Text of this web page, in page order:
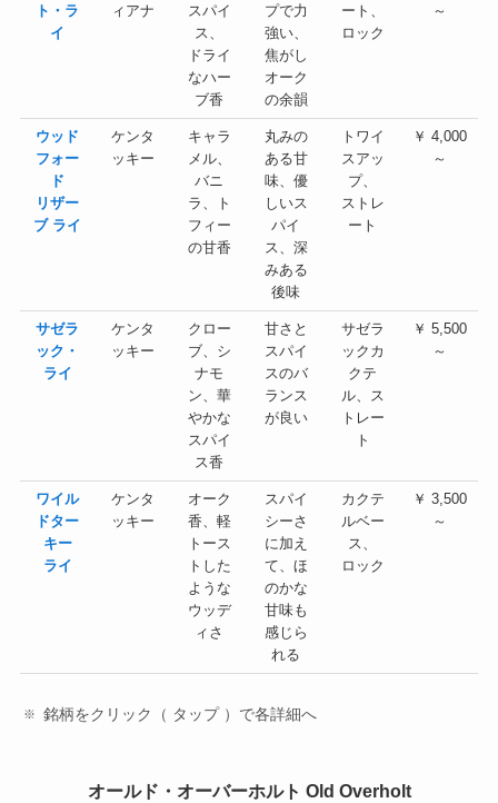
ト・ラ
イ
ィアナ
スパイ
ス、
ドライ
なハー
ブ香
プで力
強い、
焦がし
オーク
の余韻
ート、
ロック
～
ウッド
フォー
ド
リザー
ブ ライ
ケンタ
ッキー
キャラ
メル、
バニ
ラ、ト
フィー
の甘香
丸みの
ある甘
味、優
しいス
パイ
ス、深
みある
後味
トワイ
スアッ
プ、
ストレ
ート
￥ 4,000
～
サゼラ
ック・
ライ
ケンタ
ッキー
クロー
ブ、シ
ナモ
ン、華
やかな
スパイ
ス香
甘さと
スパイ
スのバ
ランス
が良い
サゼラ
ックカ
クテ
ル、ス
トレー
ト
￥ 5,500
～
ワイル
ドター
キー
ライ
ケンタ
ッキー
オーク
香、軽
トース
トした
ような
ウッデ
ィさ
スパイ
シーさ
に加え
て、ほ
のかな
甘味も
感じら
れる
カクテ
ルベー
ス、
ロック
￥ 3,500
～
銘柄をクリック（ タップ ）で各詳細へ
オールド・オーバーホルト Old Overholt